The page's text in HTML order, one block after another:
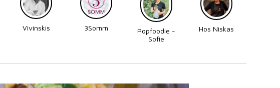
Vivinskis 3Somm
Popfoodie -
Sofie
Hos Niskas